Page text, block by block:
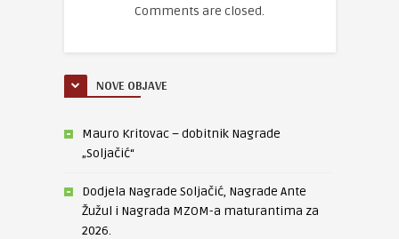
Comments are closed.
NOVE OBJAVE
Mauro Kritovac – dobitnik Nagrade
„Soljačić“
Dodjela Nagrade Soljačić, Nagrade Ante
Žužul i Nagrada MZOM-a maturantima za
2026.